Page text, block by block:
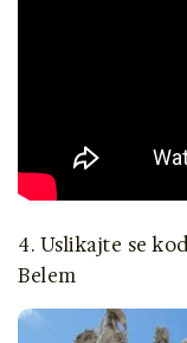
4. Uslikajte se
Belem